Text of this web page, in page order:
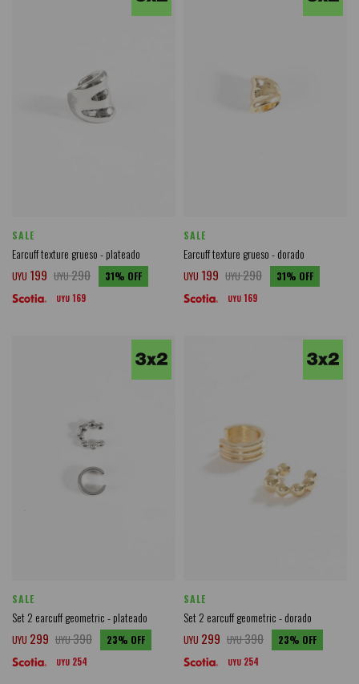
SALE
Earcuff texture grueso - plateado
UYU 199 UYU290 31
UYU 169
SALE
Earcuff texture grueso - dorado
UYU 199 UYU290 31
UYU 169
SALE
Set 2 earcuff geometric - plateado
UYU 299 UYU390 23
UYU 254
SALE
Set 2 earcuff geometric - dorado
UYU 299 UYU390 23
UYU 254